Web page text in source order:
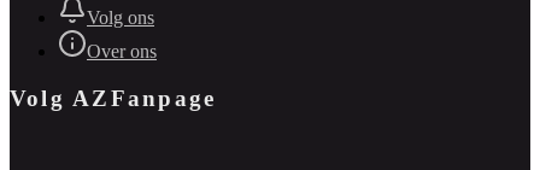
Volg ons
Over ons
Volg AZFanpage